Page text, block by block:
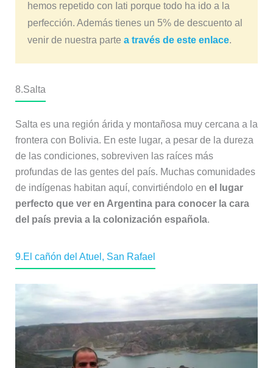
hemos repetido con Iati porque todo ha ido a la
perfección. Además tienes un 5% de descuento al
venir de nuestra parte a través de este enlace.
8.Salta
Salta es una región árida y montañosa muy cercana a la
frontera con Bolivia. En este lugar, a pesar de la dureza
de las condiciones, sobreviven las raíces más
profundas de las gentes del país. Muchas comunidades
de indígenas habitan aquí, convirtiéndolo en el lugar
perfecto que ver en Argentina para conocer la cara
del país previa a la colonización española.
9.El cañón del Atuel, San Rafael